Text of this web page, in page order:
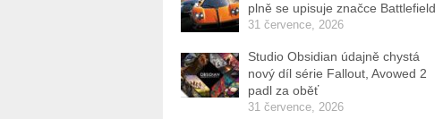
plně se upisuje značce Battlefield
31 července, 2026
Studio Obsidian údajně chystá
nový díl série Fallout, Avowed 2
padl za oběť
31 července, 2026